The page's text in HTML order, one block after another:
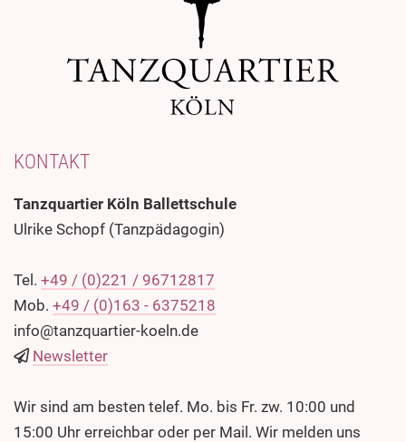
KONTAKT
Tanzquartier Köln Ballettschule
Ulrike Schopf (Tanzpädagogin)
Tel. +49 / (0)221 / 96712817
Mob. +49 / (0)163 - 6375218
info@tanzquartier-koeln.de
Newsletter
Wir sind am besten telef. Mo. bis Fr. zw. 10:00 und
15:00 Uhr erreichbar oder per Mail. Wir melden uns